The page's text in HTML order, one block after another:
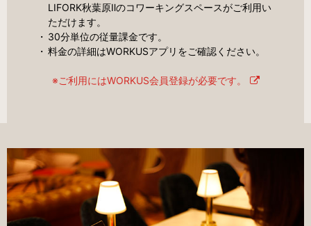
LIFORK秋葉原Ⅱのコワーキングスペースがご利用い
ただけます。
30分単位の従量課金です。
料金の詳細はWORKUSアプリをご確認ください。
※ご利用にはWORKUS会員登録が必要です。